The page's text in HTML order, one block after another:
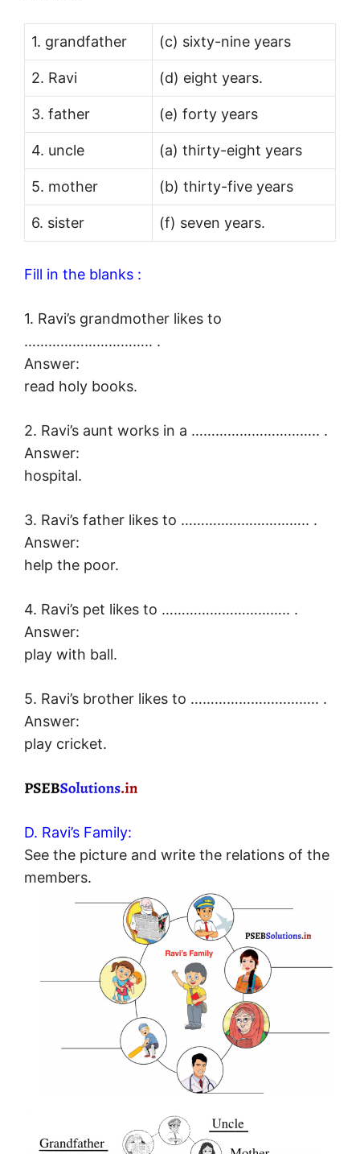
1. grandfather (c) sixty-nine years
2. Ravi (d) eight years.
3. father (e) forty years
4. uncle (a) thirty-eight years
5. mother (b) thirty-five years
6. sister (f) seven years.
Fill in the blanks :
1. Ravi’s grandmother likes to
………………………….. .
Answer:
read holy books.
2. Ravi’s aunt works in a ………………………….. .
Answer:
hospital.
3. Ravi’s father likes to ………………………….. .
Answer:
help the poor.
4. Ravi’s pet likes to ………………………….. .
Answer:
play with ball.
5. Ravi’s brother likes to ………………………….. .
Answer:
play cricket.
D. Ravi’s Family:
See the picture and write the relations of the
members.